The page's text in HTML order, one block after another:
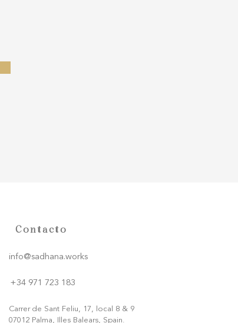
Contacto
info@sadhana.works
+34 971 723 183
Carrer de Sant Feliu, 17, local 8 & 9
07012 Palma, Illes Balears, Spain.